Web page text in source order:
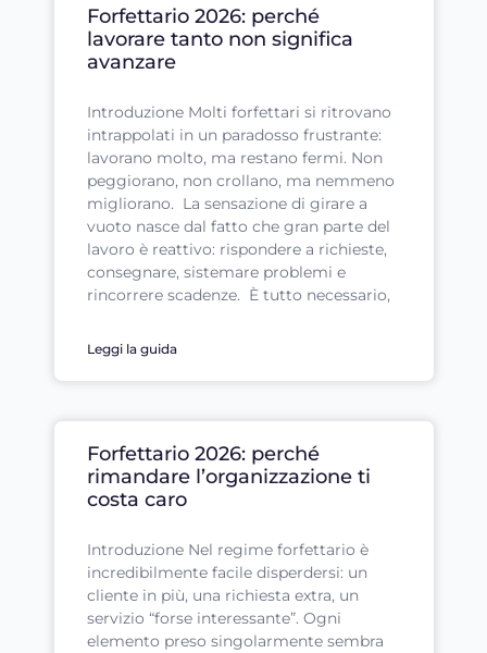
Forfettario 2026: perché
lavorare tanto non significa
avanzare
Introduzione Molti forfettari si ritrovano
intrappolati in un paradosso frustrante:
lavorano molto, ma restano fermi. Non
peggiorano, non crollano, ma nemmeno
migliorano. La sensazione di girare a
vuoto nasce dal fatto che gran parte del
lavoro è reattivo: rispondere a richieste,
consegnare, sistemare problemi e
rincorrere scadenze. È tutto necessario,
Leggi la guida
Forfettario 2026: perché
rimandare l’organizzazione ti
costa caro
Introduzione Nel regime forfettario è
incredibilmente facile disperdersi: un
cliente in più, una richiesta extra, un
servizio “forse interessante”. Ogni
elemento preso singolarmente sembra